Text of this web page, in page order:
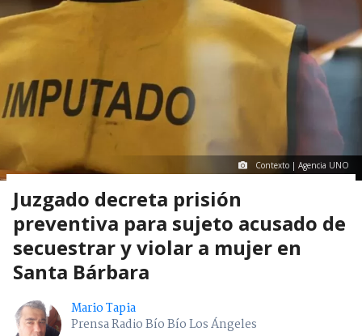
Contexto | Agencia UNO
Juzgado decreta prisión
preventiva para sujeto acusado de
secuestrar y violar a mujer en
Santa Bárbara
Mario Tapia
Prensa Radio Bío Bío Los Ángeles